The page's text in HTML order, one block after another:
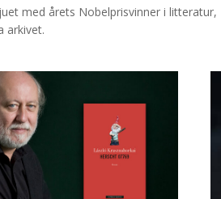
med årets Nobelprisvinner i litteratur,
arkivet.